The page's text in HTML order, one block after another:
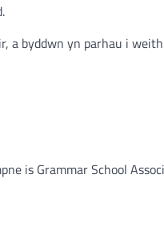
a byddwn yn parhau i
is Grammar School